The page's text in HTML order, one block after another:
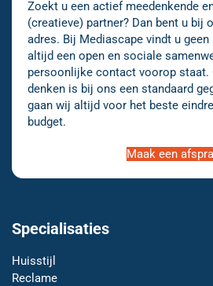
Zoekt u een actief meedenkende
(creatieve) partner? Dan bent u bij
adres. Bij Mediascape vindt u
altijd een open en sociale
persoonlijke contact voorop staat.
denken is bij ons een standaard
gaan wij altijd voor het beste
budget.
Maak een
Specialisaties
Huisstijl
Reclame